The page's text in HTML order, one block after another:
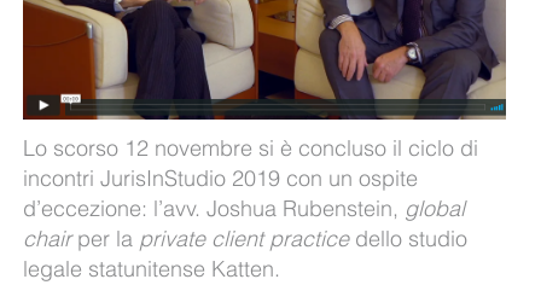
Lo scorso 12 novembre si è concluso il ciclo di
incontri JurisInStudio 2019 con un ospite
d’eccezione: l’avv. Joshua Rubenstein, global
chairper la private client practicedello studio
legale statunitense Katten.